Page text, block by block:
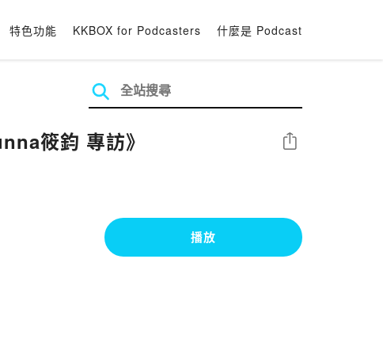
特色功能 KKBOX for Podcasters 什麼是 Podcast
筱鈞 專訪》 分享
播放